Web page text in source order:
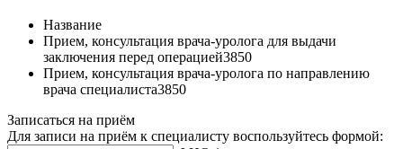
Название
Прием, консультация врача-уролога для выдачи
заключения перед операцией3850
Прием, консультация врача-уролога по направлению
врача специалиста3850
Записаться на приём
Для записи на приём к специалисту воспользуйтесь формой: